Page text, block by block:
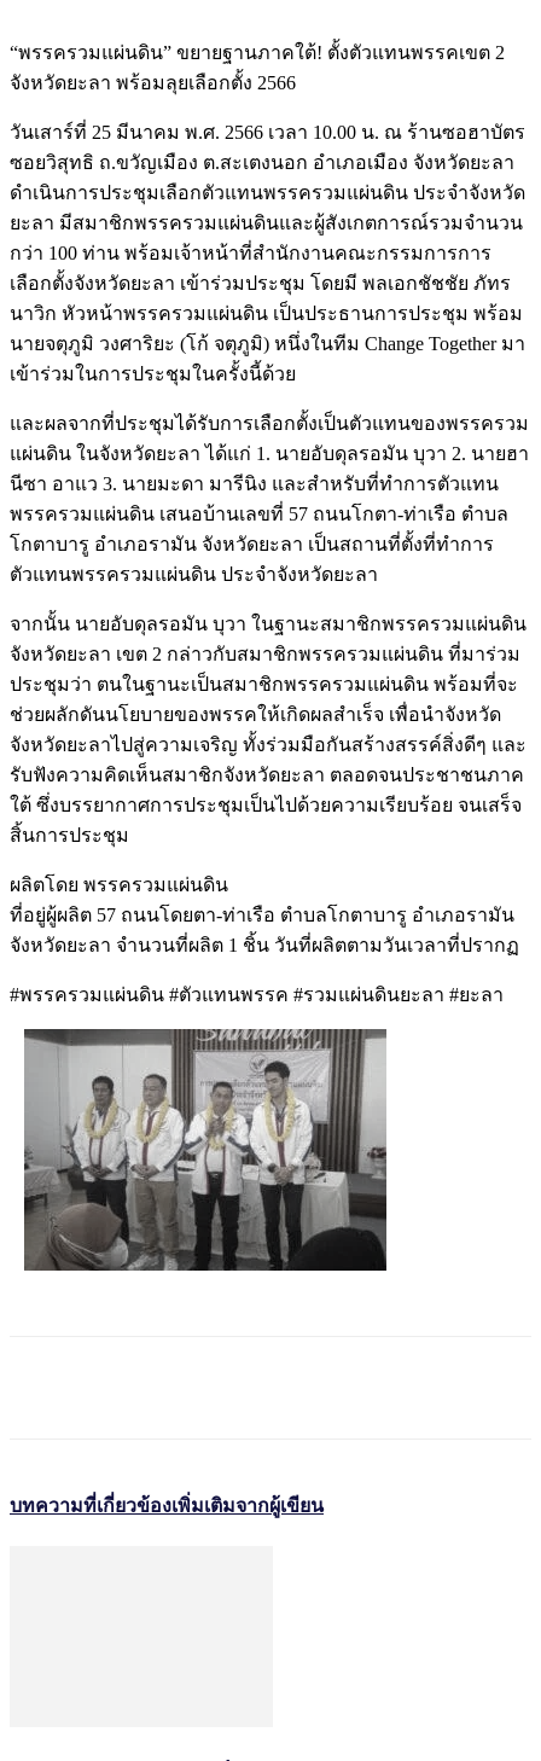
“พรรครวมแผ่นดิน” ขยายฐานภาคใต้! ตั้งตัวแทนพรรคเขต 2
จังหวัดยะลา พร้อมลุยเลือกตั้ง 2566
วันเสาร์ที่ 25 มีนาคม พ.ศ. 2566 เวลา 10.00 น. ณ ร้านซอฮาบัตร
ซอยวิสุทธิ ถ.ขวัญเมือง ต.สะเตงนอก อำเภอเมือง จังหวัดยะลา
ดำเนินการประชุมเลือกตัวแทนพรรครวมแผ่นดิน ประจำจังหวัด
ยะลา มีสมาชิกพรรครวมแผ่นดินและผู้สังเกตการณ์รวมจำนวน
กว่า 100 ท่าน พร้อมเจ้าหน้าที่สำนักงานคณะกรรมการการ
เลือกตั้งจังหวัดยะลา เข้าร่วมประชุม โดยมี พลเอกชัชชัย ภัทร
นาวิก หัวหน้าพรรครวมแผ่นดิน เป็นประธานการประชุม พร้อม
นายจตุภูมิ วงศาริยะ (โก้ จตุภูมิ) หนึ่งในทีม Change Together มา
เข้าร่วมในการประชุมในครั้งนี้ด้วย
และผลจากที่ประชุมได้รับการเลือกตั้งเป็นตัวแทนของพรรครวม
แผ่นดิน ในจังหวัดยะลา ได้แก่ 1. นายอับดุลรอมัน บุวา 2. นายฮา
นีซา อาแว 3. นายมะดา มารีนิง และสำหรับที่ทำการตัวแทน
พรรครวมแผ่นดิน เสนอบ้านเลขที่ 57 ถนนโกตา-ท่าเรือ ตำบล
โกตาบารู อำเภอรามัน จังหวัดยะลา เป็นสถานที่ตั้งที่ทำการ
ตัวแทนพรรครวมแผ่นดิน ประจำจังหวัดยะลา
จากนั้น นายอับดุลรอมัน บุวา ในฐานะสมาชิกพรรครวมแผ่นดิน
จังหวัดยะลา เขต 2 กล่าวกับสมาชิกพรรครวมแผ่นดิน ที่มาร่วม
ประชุมว่า ตนในฐานะเป็นสมาชิกพรรครวมแผ่นดิน พร้อมที่จะ
ช่วยผลักดันนโยบายของพรรคให้เกิดผลสำเร็จ เพื่อนำจังหวัด
จังหวัดยะลาไปสู่ความเจริญ ทั้งร่วมมือกันสร้างสรรค์สิ่งดีๆ และ
รับฟังความคิดเห็นสมาชิกจังหวัดยะลา ตลอดจนประชาชนภาค
ใต้ ซึ่งบรรยากาศการประชุมเป็นไปด้วยความเรียบร้อย จนเสร็จ
สิ้นการประชุม
ผลิตโดย พรรครวมแผ่นดิน
ที่อยู่ผู้ผลิต 57 ถนนโดยตา-ท่าเรือ ตำบลโกตาบารู อำเภอรามัน
จังหวัดยะลา จำนวนที่ผลิต 1 ชิ้น วันที่ผลิตตามวันเวลาที่ปรากฏ
#พรรครวมแผ่นดิน #ตัวแทนพรรค #รวมแผ่นดินยะลา #ยะลา
บทความที่เกี่ยวข้องเพิ่มเติมจากผู้เขียน